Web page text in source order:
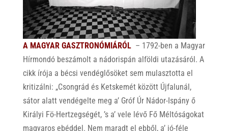
A MAGYAR GASZTRONÓMIÁRÓL– 1792-ben a Magyar
Hírmondó beszámolt a nádorispán alföldi utazásáról. A
cikk írója a bécsi vendéglősöket sem mulasztotta el
kritizálni: „Csongrád és Ketskemét között Újfalunál,
sátor alatt vendégelte meg a’ Gróf Úr Nádor-Ispány ő
Királyi Fö-Hertzegségét, ’s a’ vele lévő Fő Méltóságokat
magyaros ebéddel. Nem maradt el ebből, a’ jó-féle